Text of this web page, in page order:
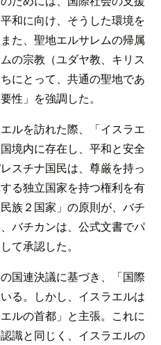
和に向け、そうした環境を
た、聖地エルサレムの帰属
の宗教（ユダヤ教、キリス
にとって、共通の聖地であ
性」を強調した。
ルを訪れた際、「イスラエ
境内に存在し、平和と安全
スチナ国民は、尊厳を持っ
る独立国家を持つ権利を有
族２国家」の原則が、バチ
バチカンは、公式文書でパ
て承認した。
国連決議に基づき、「国際
る。しかし、イスラエルは
ルの首都」と主張。これに
識と同じく、イスラエルの